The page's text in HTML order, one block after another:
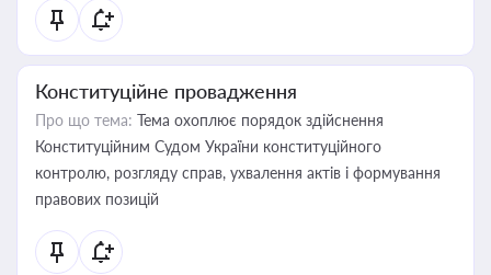
Конституційне провадження
Про що тема: Тема охоплює порядок здійснення
Конституційним Судом України конституційного
контролю, розгляду справ, ухвалення актів і формування
правових позицій